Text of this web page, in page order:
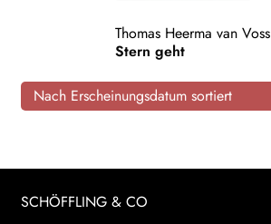
AKTUELLES
WEITERE VERLAGE
Search:
Thomas Heerma van Voss
Stern geht
Nach Erscheinungsdatum sortiert
SCHÖFFLING & CO